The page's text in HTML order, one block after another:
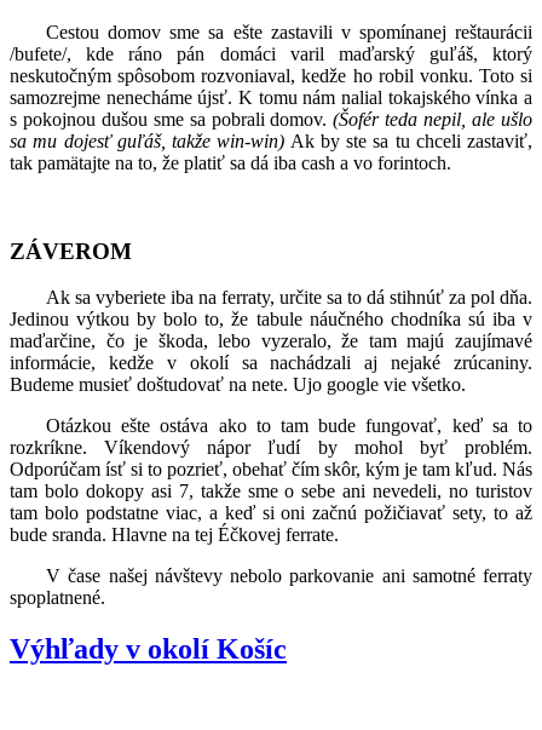
Cestou domov sme sa ešte zastavili v spomínanej reštaurácii
/bufete/, kde ráno pán domáci varil maďarský guľáš, ktorý
neskutočným spôsobom rozvoniaval, kedže ho robil vonku. Toto si
samozrejme nenecháme újsť. K tomu nám nalial tokajského vínka a
s pokojnou dušou sme sa pobrali domov.(Šofér teda nepil, ale ušlo
sa mu dojesť guľáš, takže win-win) Ak by ste sa tu chceli zastaviť,
tak pamätajte na to, že platiť sa dá iba cash a vo forintoch.
ZÁVEROM
Ak sa vyberiete iba na ferraty, určite sa to dá stihnúť za pol dňa.
Jedinou výtkou by bolo to, že tabule náučného chodníka sú iba v
maďarčine, čo je škoda, lebo vyzeralo, že tam majú zaujímavé
informácie, kedže v okolí sa nachádzali aj nejaké zrúcaniny.
Budeme musieť doštudovať na nete. Ujo google vie všetko.
Otázkou ešte ostáva ako to tam bude fungovať, keď sa to
rozkríkne. Víkendový nápor ľudí by mohol byť problém.
Odporúčam ísť si to pozrieť, obehať čím skôr, kým je tam kľud. Nás
tam bolo dokopy asi 7, takže sme o sebe ani nevedeli, no turistov
tam bolo podstatne viac, a keď si oni začnú požičiavať sety, to až
bude sranda. Hlavne na tej Éčkovej ferrate.
V čase našej návštevy nebolo parkovanie ani samotné ferraty
spoplatnené.
Výhľady v okolí Košíc